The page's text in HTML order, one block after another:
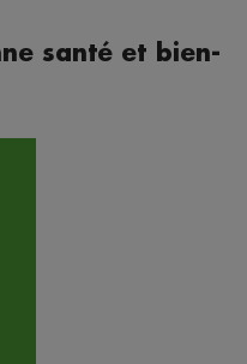
santé et bien-